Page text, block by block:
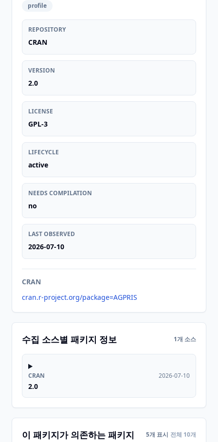
profile
REPOSITORY
CRAN
VERSION
2.0
LICENSE
GPL-3
LIFECYCLE
active
NEEDS COMPILATION
no
LAST OBSERVED
2026-07-10
CRAN
cran.r-project.org/package=AGPRIS
수집 소스별 패키지 정보 1개 소스
CRAN
2.0
2026-07-10
이 패키지가 의존하는 패키지 5개 표시 전체 10개